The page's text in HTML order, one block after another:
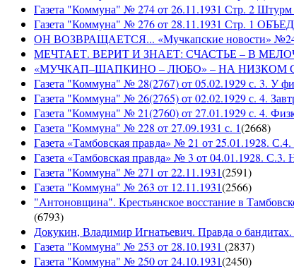
Газета "Коммуна" № 274 от 26.11.1931 Стр. 2
Газета "Коммуна" № 276 от 28.11.1931 Стр.
ОН ВОЗВРАЩАЕТСЯ... «Мучкапские новости» №24
МЕЧТАЕТ. ВЕРИТ И ЗНАЕТ: СЧАСТЬЕ – В
«МУЧКАП–ШАПКИНО – ЛЮБО» – НА НИЗКОМ
Газета "Коммуна" № 28(2767) от 05.02.1929 с. 3. У
Газета "Коммуна" № 26(2765) от 02.02.1929 с. 4.
Газета "Коммуна" № 21(2760) от 27.01.1929 с. 4.
Газета "Коммуна" № 228 от 27.09.1931 с. 1(2668)
Газета «Тамбовская правда» № 21 от 25.01.1928.
Газета «Тамбовская правда» № 3 от 04.01.1928. С.3.
Газета "Коммуна" № 271 от 22.11.1931(2591)
Газета "Коммуна" № 263 от 12.11.1931(2566)
"Антоновщина". Крестьянское восстание в
(6793)
Докукин, Владимир Игнатьевич. Правда о бандитах.
Газета "Коммуна" № 253 от 28.10.1931 (2837)
Газета "Коммуна" № 250 от 24.10.1931(2450)